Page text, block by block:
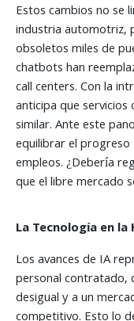
Estos cambios no se
industria automotriz,
obsoletos miles de
chatbots han
call centers. Con la
anticipa que servicios
similar. Ante este
equilibrar el
empleos. ¿Debería
que el libre mercado
La Tecnología en
Los avances de IA
personal contratado,
desigual y a un